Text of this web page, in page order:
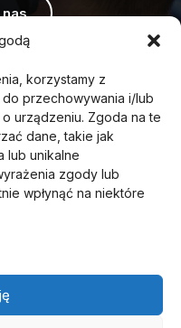
korzystamy z
przechowywania i/lub
urządzeniu. Zgoda na te
dane, takie jak
lub unikalne
zgody lub
wpłynąć na niektóre